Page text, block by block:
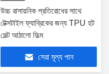
উচ্চ রাসায়নিক প্রতিরোধের সাথে
টেক্সটাইল ফ্যাব্রিকের জন্য TPU হট
মেল্ট আঠালো ফিল্ম
সেরা মূল্য পান